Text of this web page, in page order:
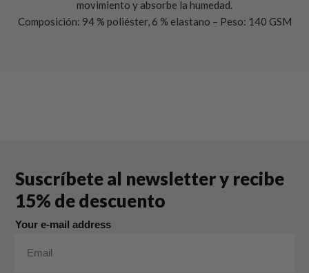
movimiento y absorbe la humedad.
Composición: 94 % poliéster, 6 % elastano – Peso: 140 GSM
Suscríbete al newsletter y recibe
15% de descuento
Your e-mail address